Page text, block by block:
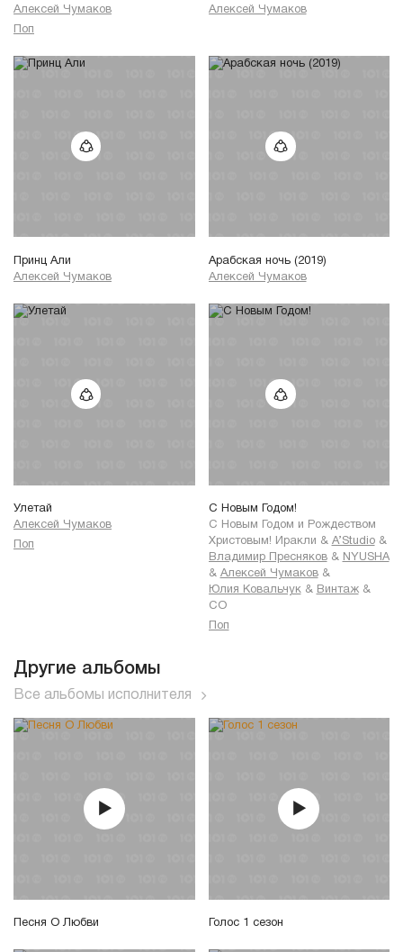
Алексей Чумаков
Поп
Алексей Чумаков
Принц Али
Алексей Чумаков
Арабская ночь (2019)
Алексей Чумаков
Улетай
Алексей Чумаков
Поп
С Новым Годом!
С Новым Годом и Рождеством
Христовым! Иракли & A’Studio &
Владимир Пресняков & NYUSHA
& Алексей Чумаков &
Юлия Ковальчук & Винтаж &
CO
Поп
Другие альбомы
Все альбомы исполнителя
Песня О Любви Голос 1 сезон